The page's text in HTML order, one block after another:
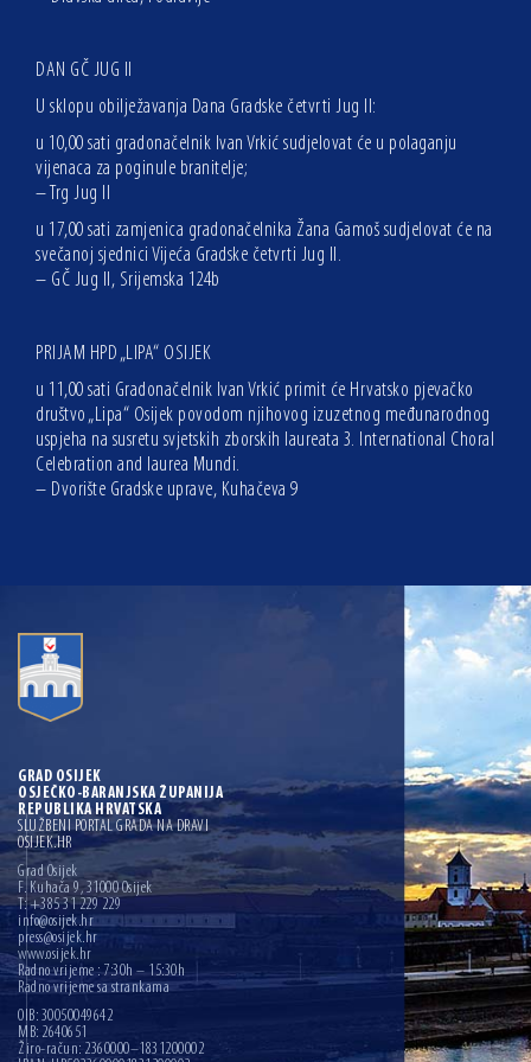
DAN GČ JUG II
U sklopu obilježavanja Dana Gradske četvrti Jug II:
u 10,00 sati gradonačelnik Ivan Vrkić sudjelovat će u polaganju
vijenaca za poginule branitelje;
– Trg Jug II
u 17,00 sati zamjenica gradonačelnika Žana Gamoš sudjelovat će na
svečanoj sjednici Vijeća Gradske četvrti Jug II.
– GČ Jug II, Srijemska 124b
PRIJAM HPD „LIPA“ OSIJEK
u 11,00 sati Gradonačelnik Ivan Vrkić primit će Hrvatsko pjevačko
društvo „Lipa“ Osijek povodom njihovog izuzetnog međunarodnog
uspjeha na susretu svjetskih zborskih laureata 3. International Choral
Celebration and laurea Mundi.
– Dvorište Gradske uprave, Kuhačeva 9
GRAD OSIJEK
OSJEČKO-BARANJSKA ŽUPANIJA
REPUBLIKA HRVATSKA
SLUŽBENI PORTAL GRADA NA DRAVI
OSIJEK.HR
Grad Osijek
F. Kuhača 9, 31000 Osijek
T: +385 31 229 229
info@osijek.hr
press@osijek.hr
www.osijek.hr
Radno vrijeme : 7:30h – 15:30h
Radno vrijeme sa strankama
OIB: 30050049642
MB: 2640651
Žiro-račun: 2360000–1831200002